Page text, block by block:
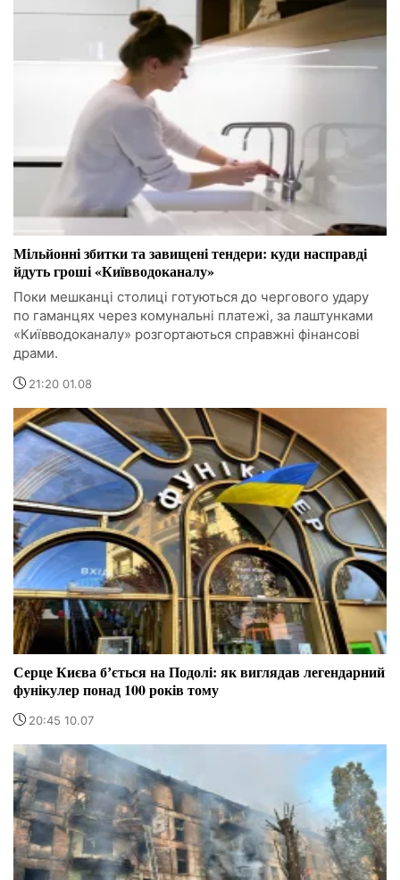
Мільйонні збитки та завищені тендери: куди насправді
йдуть гроші «Київводоканалу»
Поки мешканці столиці готуються до чергового удару
по гаманцях через комунальні платежі, за лаштунками
«Київводоканалу» розгортаються справжні фінансові
драми.
21:20 01.08
Серце Києва бʼється на Подолі: як виглядав легендарний
фунікулер понад 100 років тому
20:45 10.07